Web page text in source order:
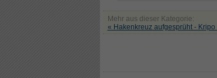
Mehr aus dieser Kategorie:
« Hakenkreuz aufgesprüht - Kripo